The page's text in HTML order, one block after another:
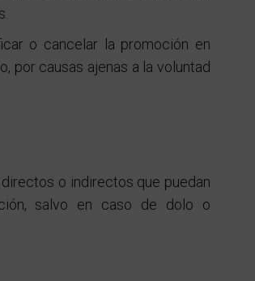
o cancelar la promoción en
por causas ajenas a la voluntad
o indirectos que puedan
salvo en caso de dolo o